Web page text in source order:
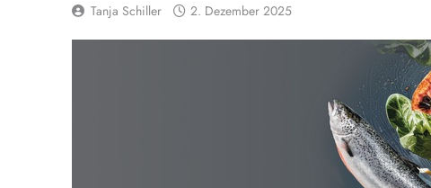
Tanja Schiller 2. Dezember 2025